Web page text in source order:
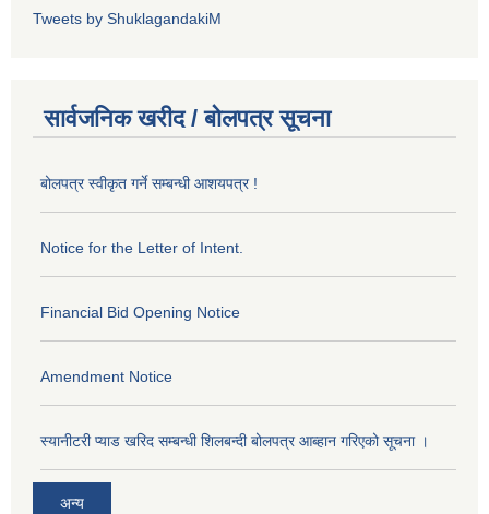
Tweets by ShuklagandakiM
सार्वजनिक खरीद / बोलपत्र सूचना
बोलपत्र स्वीकृत गर्ने सम्बन्धी आशयपत्र !
Notice for the Letter of Intent.
Financial Bid Opening Notice
Amendment Notice
स्यानीटरी प्याड खरिद सम्बन्धी शिलबन्दी बोलपत्र आब्हान गरिएको सूचना ।
अन्य